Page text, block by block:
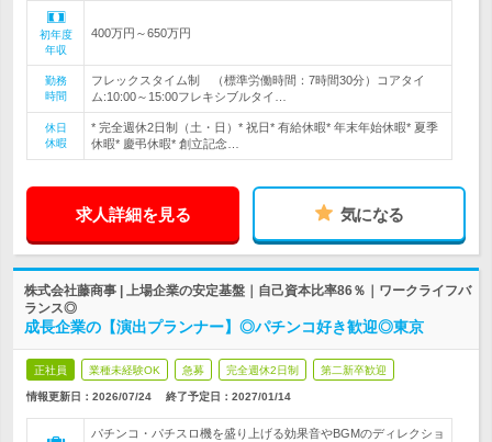
初年度
年収
400万円～650万円
勤務
時間
フレックスタイム制 （標準労働時間：7時間30分）コアタイ
ム:10:00～15:00フレキシブルタイ…
休日
休暇
* 完全週休2日制（土・日）* 祝日* 有給休暇* 年末年始休暇* 夏季
休暇* 慶弔休暇* 創立記念…
求人詳細を見る 気になる
株式会社藤商事 | 上場企業の安定基盤｜自己資本比率86％｜ワークライフバ
ランス◎
成長企業の【演出プランナー】◎パチンコ好き歓迎◎東京
正社員 業種未経験OK 急募 完全週休2日制 第二新卒歓迎
情報更新日：2026/07/24 終了予定日： 2027/01/14
パチンコ・パチスロ機を盛り上げる効果音やBGMのディレクショ